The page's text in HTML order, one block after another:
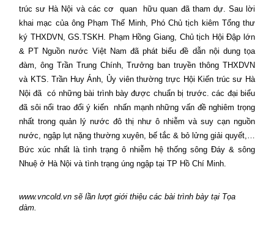
trúc sư Hà Nội và các cơ
quan
hữu quan đã tham dự. Sau lời
khai mạc của ông Phạm Thế Minh, Phó Chủ tịch kiêm Tổng thư
ký THXDVN, GS.TSKH. Phạm Hồng Giang, Chủ tịch Hội Đập lớn
& PT Nguồn nước Việt Nam đã phát biểu đề dẫn nội dung tọa
đàm, ông Trần Trung Chính, Trưởng ban truyền thông THXDVN
và KTS. Trần Huy Ánh, Ủy viên thường trực Hội Kiến trúc sư Hà
Nội đã có những bài trình bày được chuẩn bị trước. các đại biểu
đã sôi nổi trao đổi ý kiến
nhấn mạnh những vấn đề nghiêm trọng
nhất trong quản lý nước đô thị như ô nhiễm và suy cạn nguồn
nước, ngập lụt nặng thường xuyên, bế tắc & bỏ lửng giải quyết,…
Bức xúc nhất là tình trạng ô nhiễm hệ thống sông Đáy & sông
Nhuệ ở Hà Nội và tình trạng úng ngập tại TP Hồ Chí Minh.
www.vncold.vn sẽ lần lượt giới thiệu các bài trình bày tại Tọa
dàm.